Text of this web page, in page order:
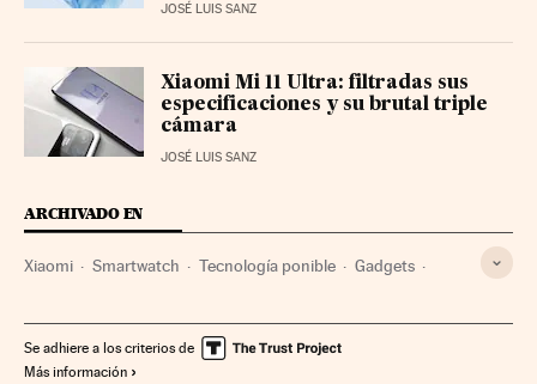
JOSÉ LUIS SANZ
Xiaomi Mi 11 Ultra: filtradas sus
especificaciones y su brutal triple
cámara
JOSÉ LUIS SANZ
ARCHIVADO EN
Xiaomi Smartwatch Tecnología ponible Gadgets
Economía Tecnología Ciencia
Se adhiere a los criterios de
Más información